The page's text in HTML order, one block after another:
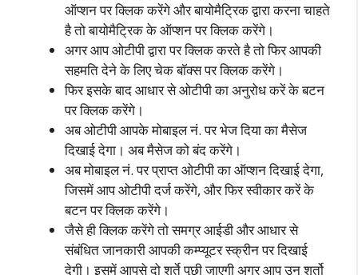
ऑप्‍शन पर क्लिक करेंगे और बायोमैट्रिक द्वारा करना चाहते
है तो बायोमैट्रिक के ऑप्‍शन पर क्लिक करेंगे।
अगर आप ओटीपी द्वारा पर क्लिक करते है तो फिर आपकी
सहमति देने के लिए चेक बॉक्‍स पर क्लिक करेंगे।
फिर इसके बाद आधार से ओटीपी का अनुरोध करें के बटन
पर क्लिक करेंगे।
अब ओटीपी आपके मोबाइल नं. पर भेज दिया का मैसेज
दिखाई देगा। अब मैसेज को बंद करेंगे।
अब मोबाइल नं. पर प्राप्‍त ओटीपी का ऑप्‍शन दिखाई देगा,
जिसमें आप ओटीपी दर्ज करेंगे, और फिर स्‍वीकार करें के
बटन पर क्लिक करेंगे।
जैसे ही क्लिक करेंगे तो समग्र आईडी और आधार से
संबंधित जानकारी आपकी कम्‍प्‍यूटर स्‍क्रीन पर दिखाई
देगी। इसमें आपसे दो शर्ते पूछी जाएगी अगर आप उन शर्तो